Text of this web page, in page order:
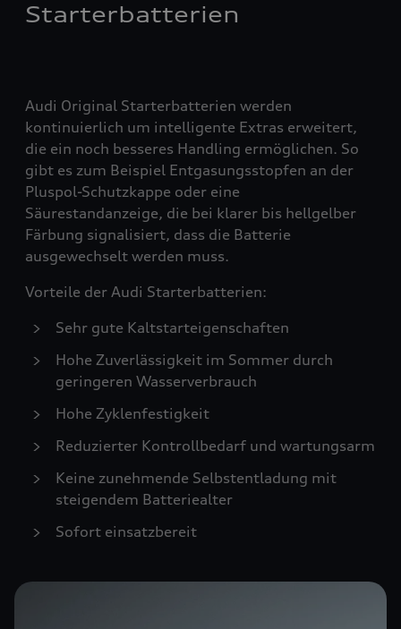
Starterbatterien
Audi Original Starterbatterien werden
kontinuierlich um intelligente Extras erweitert,
die ein noch besseres Handling ermöglichen. So
gibt es zum Beispiel Entgasungsstopfen an der
Pluspol-Schutzkappe oder eine
Säurestandanzeige, die bei klarer bis hellgelber
Färbung signalisiert, dass die Batterie
ausgewechselt werden muss.
Vorteile der Audi Starterbatterien:
Sehr gute Kaltstarteigenschaften
Hohe Zuverlässigkeit im Sommer durch
geringeren Wasserverbrauch
Hohe Zyklenfestigkeit
Reduzierter Kontrollbedarf und wartungsarm
Keine zunehmende Selbstentladung mit
steigendem Batteriealter
Sofort einsatzbereit